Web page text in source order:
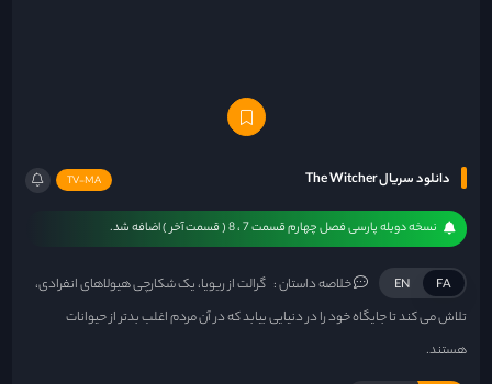
دانلود سریال The Witcher TV-MA
نسخه دوبله پارسی فصل چهارم قسمت 7 ، 8 ( قسمت آخر ) اضافه شد.
FA
EN خلاصه داستان : گرالت از ریویا، یک شکارچی هیولاهای انفرادی،
تلاش می کند تا جایگاه خود را در دنیایی بیابد که در آن مردم اغلب بدتر از حیوانات
هستند.